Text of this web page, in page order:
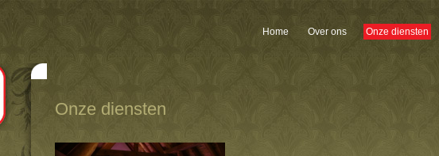
Home Over ons Onze diensten
Onze diensten